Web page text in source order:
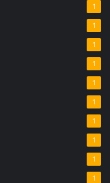
1
1
1
1
1
1
1
1
1
1